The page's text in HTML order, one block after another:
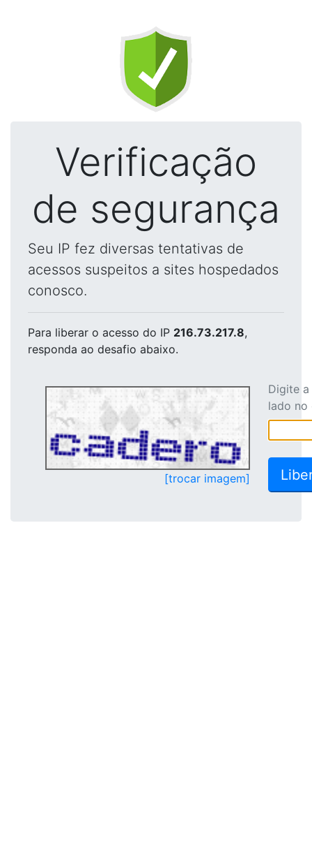
Verificação
de segurança
Seu IP fez diversas tentativas de
acessos suspeitos a sites hospedados
conosco.
Para liberar o acesso do IP 216.73.217.8,
responda ao desafio abaixo.
[trocar imagem]
Digite
lado no